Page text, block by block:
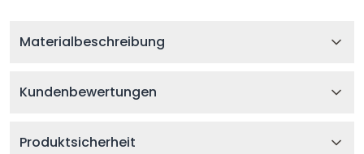
Materialbeschreibung
Kundenbewertungen
Produktsicherheit